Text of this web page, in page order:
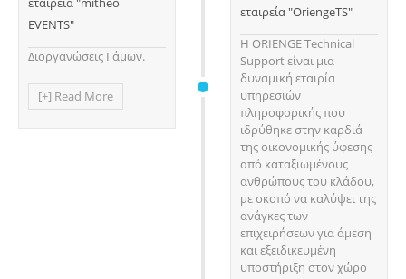
EVENTS"
Διοργανώσεις Γάμων.
[+] Read More
εταιρεία "OriengeTS"
Η ORIENGE Technical
Support είναι μια
δυναμική εταιρία
υπηρεσιών
πληροφορικής που
ιδρύθηκε στην καρδιά
της οικονομικής ύφεσης
από καταξιωμένους
ανθρώπους του κλάδου,
με σκοπό να καλύψει της
ανάγκες των
επιχειρήσεων για άμεση
και εξειδικευμένη
υποστήριξη στον χώρο